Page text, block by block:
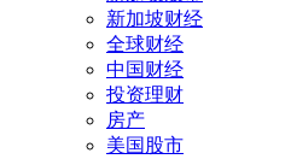
新加坡财经
全球财经
中国财经
投资理财
房产
美国股市